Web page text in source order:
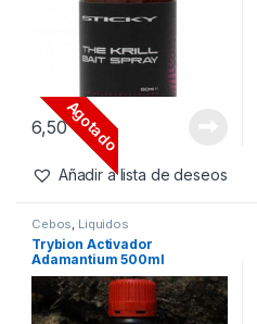
Agotado
€ 6,50€
Añadir a lista de deseos
Cebos,Liquidos
Sticky Baits The Krill Bait
Spray 50ml